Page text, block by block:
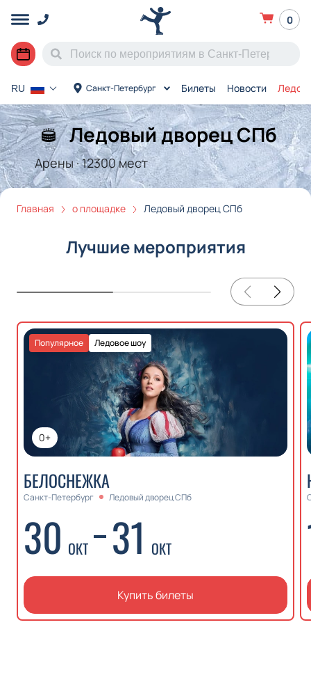
0
Санкт-Петербург Билеты Новости
RU
Ледовый дворец СПб
Арены·12300мест
Главная о площадке Ледовый дворец СПб
Лучшие мероприятия
0+
Ледовое шоу
Популярное
БЕЛОСНЕЖКА
Санкт-Петербург Ледовый дворец СПб
30 ОКТ 31 ОКТ
Купить билеты